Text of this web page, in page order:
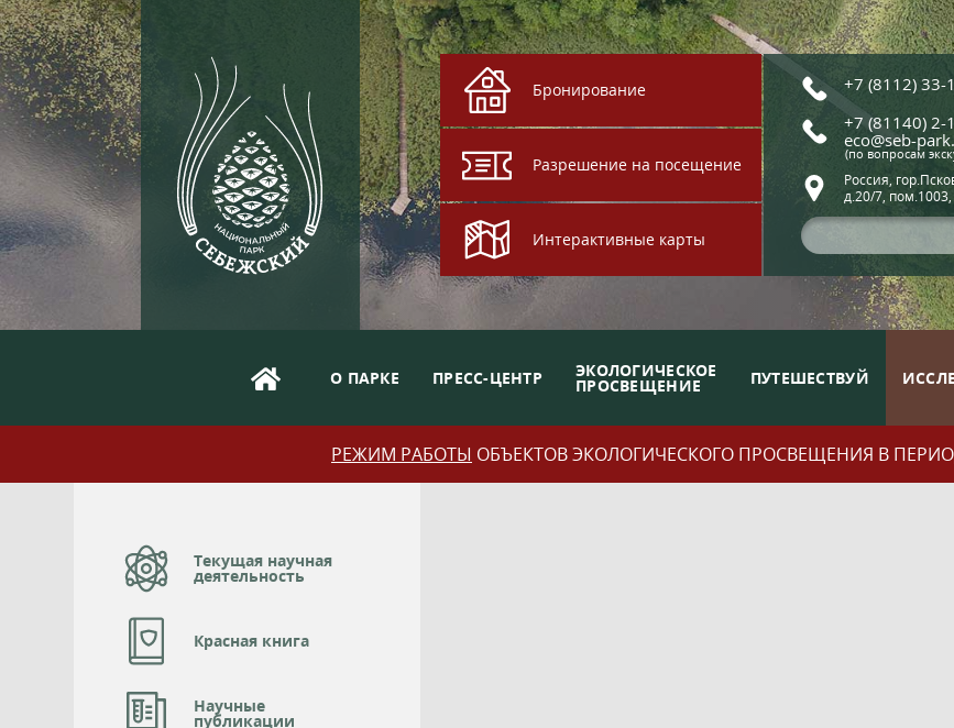
Бронирование
Разрешение на посещение
Интерактивные карты
+7 (8112) 33-
+7 (81140) 2-
eco@seb-
(по вопросам
Россия,
д.20/7,
О ПАРКЕ ПРЕСС-ЦЕНТР ЭКОЛОГИЧЕСКОЕ
ПРОСВЕЩЕНИЕ ПУТЕШЕСТВУЙ
РЕЖИМ РАБОТЫ ОБЪЕКТОВ ЭКОЛОГИЧЕСКОГО ПРОСВЕЩЕНИЯ В ПЕРИОД
Текущая научная
деятельность
Красная книга
Научные
публикации